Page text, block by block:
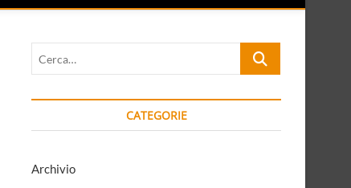
Cerca…
CATEGORIE
Archivio